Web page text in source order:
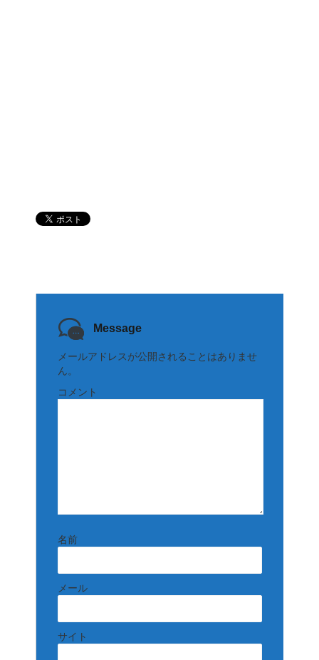
Message
メールアドレスが公開されることはありませ
ん。
コメント
名前
メール
サイト